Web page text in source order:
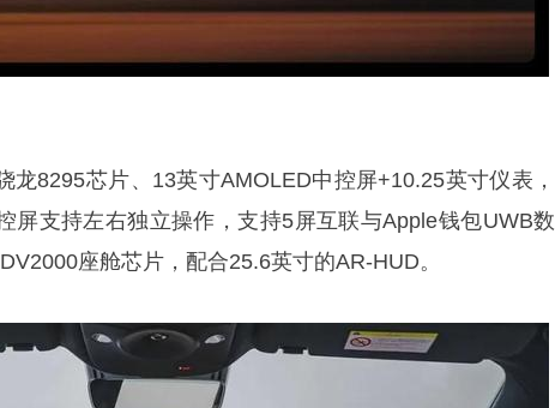
龙8295芯片、13英寸AMOLED中控屏+10.25英寸仪表，
屏支持左右独立操作，支持5屏互联与Apple钱包UWB数
座舱芯片，配合25.6英寸的AR-HUD。